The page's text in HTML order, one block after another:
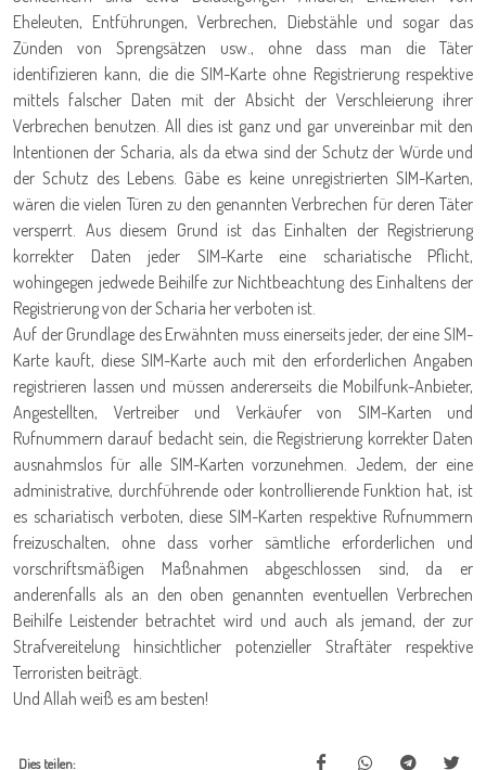
Eheleuten, Entführungen, Verbrechen, Diebstähle und sogar das
Zünden von Sprengsätzen usw., ohne dass man die Täter
identifizieren kann, die die SIM-Karte ohne Registrierung respektive
mittels falscher Daten mit der Absicht der Verschleierung ihrer
Verbrechen benutzen. All dies ist ganz und gar unvereinbar mit den
Intentionen der Scharia, als da etwa sind der Schutz der Würde und
der Schutz des Lebens. Gäbe es keine unregistrierten SIM-Karten,
wären die vielen Türen zu den genannten Verbrechen für deren Täter
versperrt. Aus diesem Grund ist das Einhalten der Registrierung
korrekter Daten jeder SIM-Karte eine schariatische Pflicht,
wohingegen jedwede Beihilfe zur Nichtbeachtung des Einhaltens der
Registrierung von der Scharia her verboten ist.
Auf der Grundlage des Erwähnten muss einerseits jeder, der eine SIM-
Karte kauft, diese SIM-Karte auch mit den erforderlichen Angaben
registrieren lassen und müssen andererseits die Mobilfunk-Anbieter,
Angestellten, Vertreiber und Verkäufer von SIM-Karten und
Rufnummern darauf bedacht sein, die Registrierung korrekter Daten
ausnahmslos für alle SIM-Karten vorzunehmen. Jedem, der eine
administrative, durchführende oder kontrollierende Funktion hat, ist
es schariatisch verboten, diese SIM-Karten respektive Rufnummern
freizuschalten, ohne dass vorher sämtliche erforderlichen und
vorschriftsmäßigen Maßnahmen abgeschlossen sind, da er
anderenfalls als an den oben genannten eventuellen Verbrechen
Beihilfe Leistender betrachtet wird und auch als jemand, der zur
Strafvereitelung hinsichtlicher potenzieller Straftäter respektive
Terroristen beiträgt.
Und Allah weiß es am besten!
Dies teilen: